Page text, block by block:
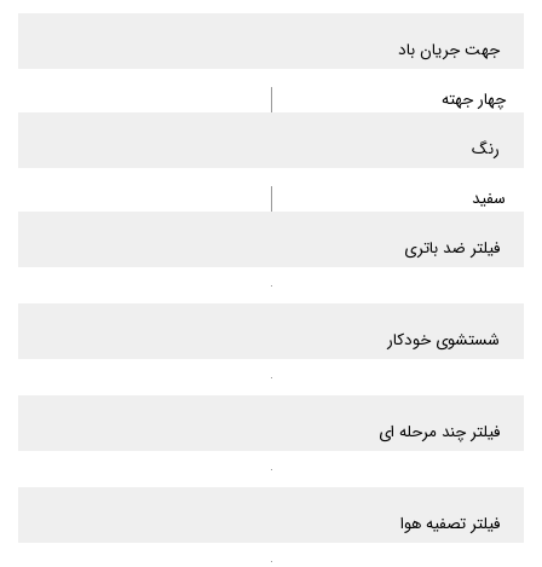
جهت جریان باد
چهار جهته
رنگ
سفید
فیلتر ضد باتری
شستشوی خودکار
فیلتر چند مرحله ای
فیلتر تصفیه هوا